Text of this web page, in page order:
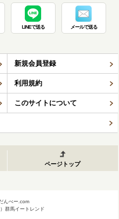
LINEで送る メールで送る
新規会員登録
利用規約
このサイトについて
ページトップ
んべー.com
群馬イートレンド